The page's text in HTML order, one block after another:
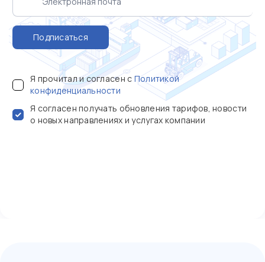
Подписаться
Я прочитал и согласен с Политикой
конфиденциальности
Я согласен получать обновления тарифов, новости
о новых направлениях и услугах компании